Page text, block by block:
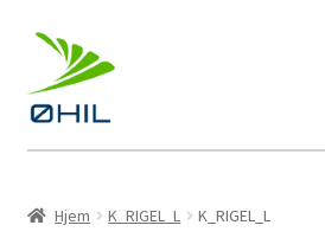
Hopp
navigasjon
Hopp
innhold
Hjem K_RIGEL_L K_RIGEL_L